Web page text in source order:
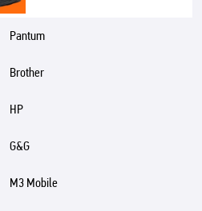
Pantum
Brother
HP
G&G
M3 Mobile